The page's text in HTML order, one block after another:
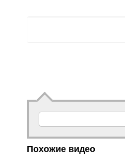
Похожие видео